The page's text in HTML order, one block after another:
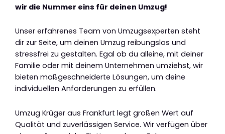
wir die Nummer eins für deinen Umzug!
Unser erfahrenes Team von Umzugsexperten steht
dir zur Seite, um deinen Umzug reibungslos und
stressfrei zu gestalten. Egal ob du alleine, mit deiner
Familie oder mit deinem Unternehmen umziehst, wir
bieten maßgeschneiderte Lösungen, um deine
individuellen Anforderungen zu erfüllen.
Umzug Krüger aus Frankfurt legt großen Wert auf
Qualität und zuverlässigen Service. Wir verfügen über